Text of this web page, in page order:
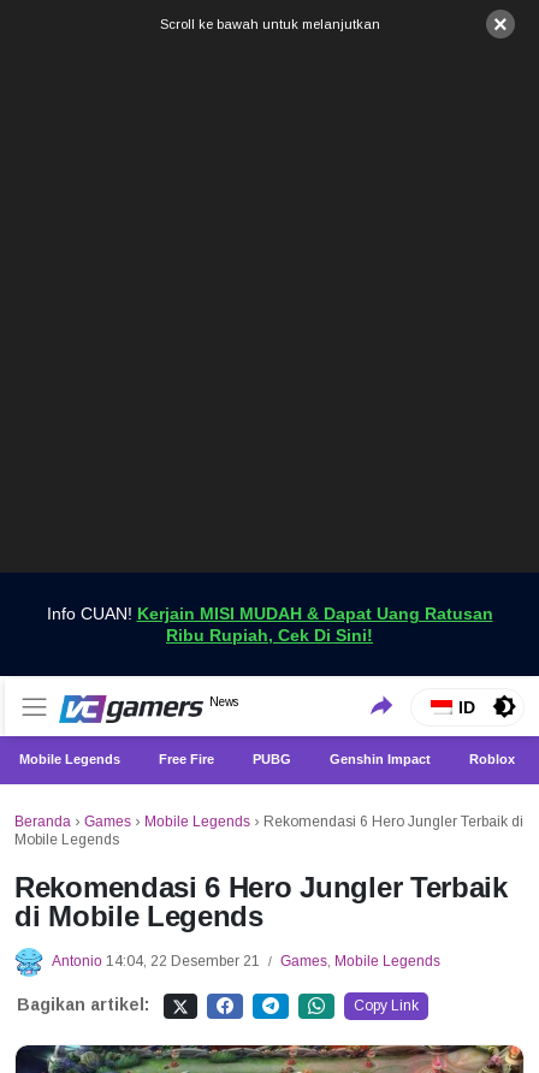
×
Scroll ke bawah untuk melanjutkan
Info CUAN! Kerjain MISI MUDAH & Dapat Uang Ratusan
Ribu Rupiah, Cek Di Sini!
VCGamers News
News
Dapatkan Berita Games Terbaru Hanya di VCGamers
ID
Mobile Legends Free Fire PUBG Genshin Impact Roblox
Beranda › Games › Mobile Legends › Rekomendasi 6 Hero Jungler Terbaik di
Mobile Legends
Rekomendasi 6 Hero Jungler Terbaik
di Mobile Legends
Antonio 14:04, 22 Desember 21 / Games, Mobile Legends
Bagikan artikel: Copy Link